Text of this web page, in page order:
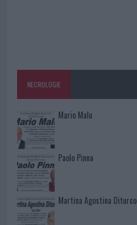
NECROLOGIE
Mario Malu
Paolo Pinna
Martina Agostina Diturco